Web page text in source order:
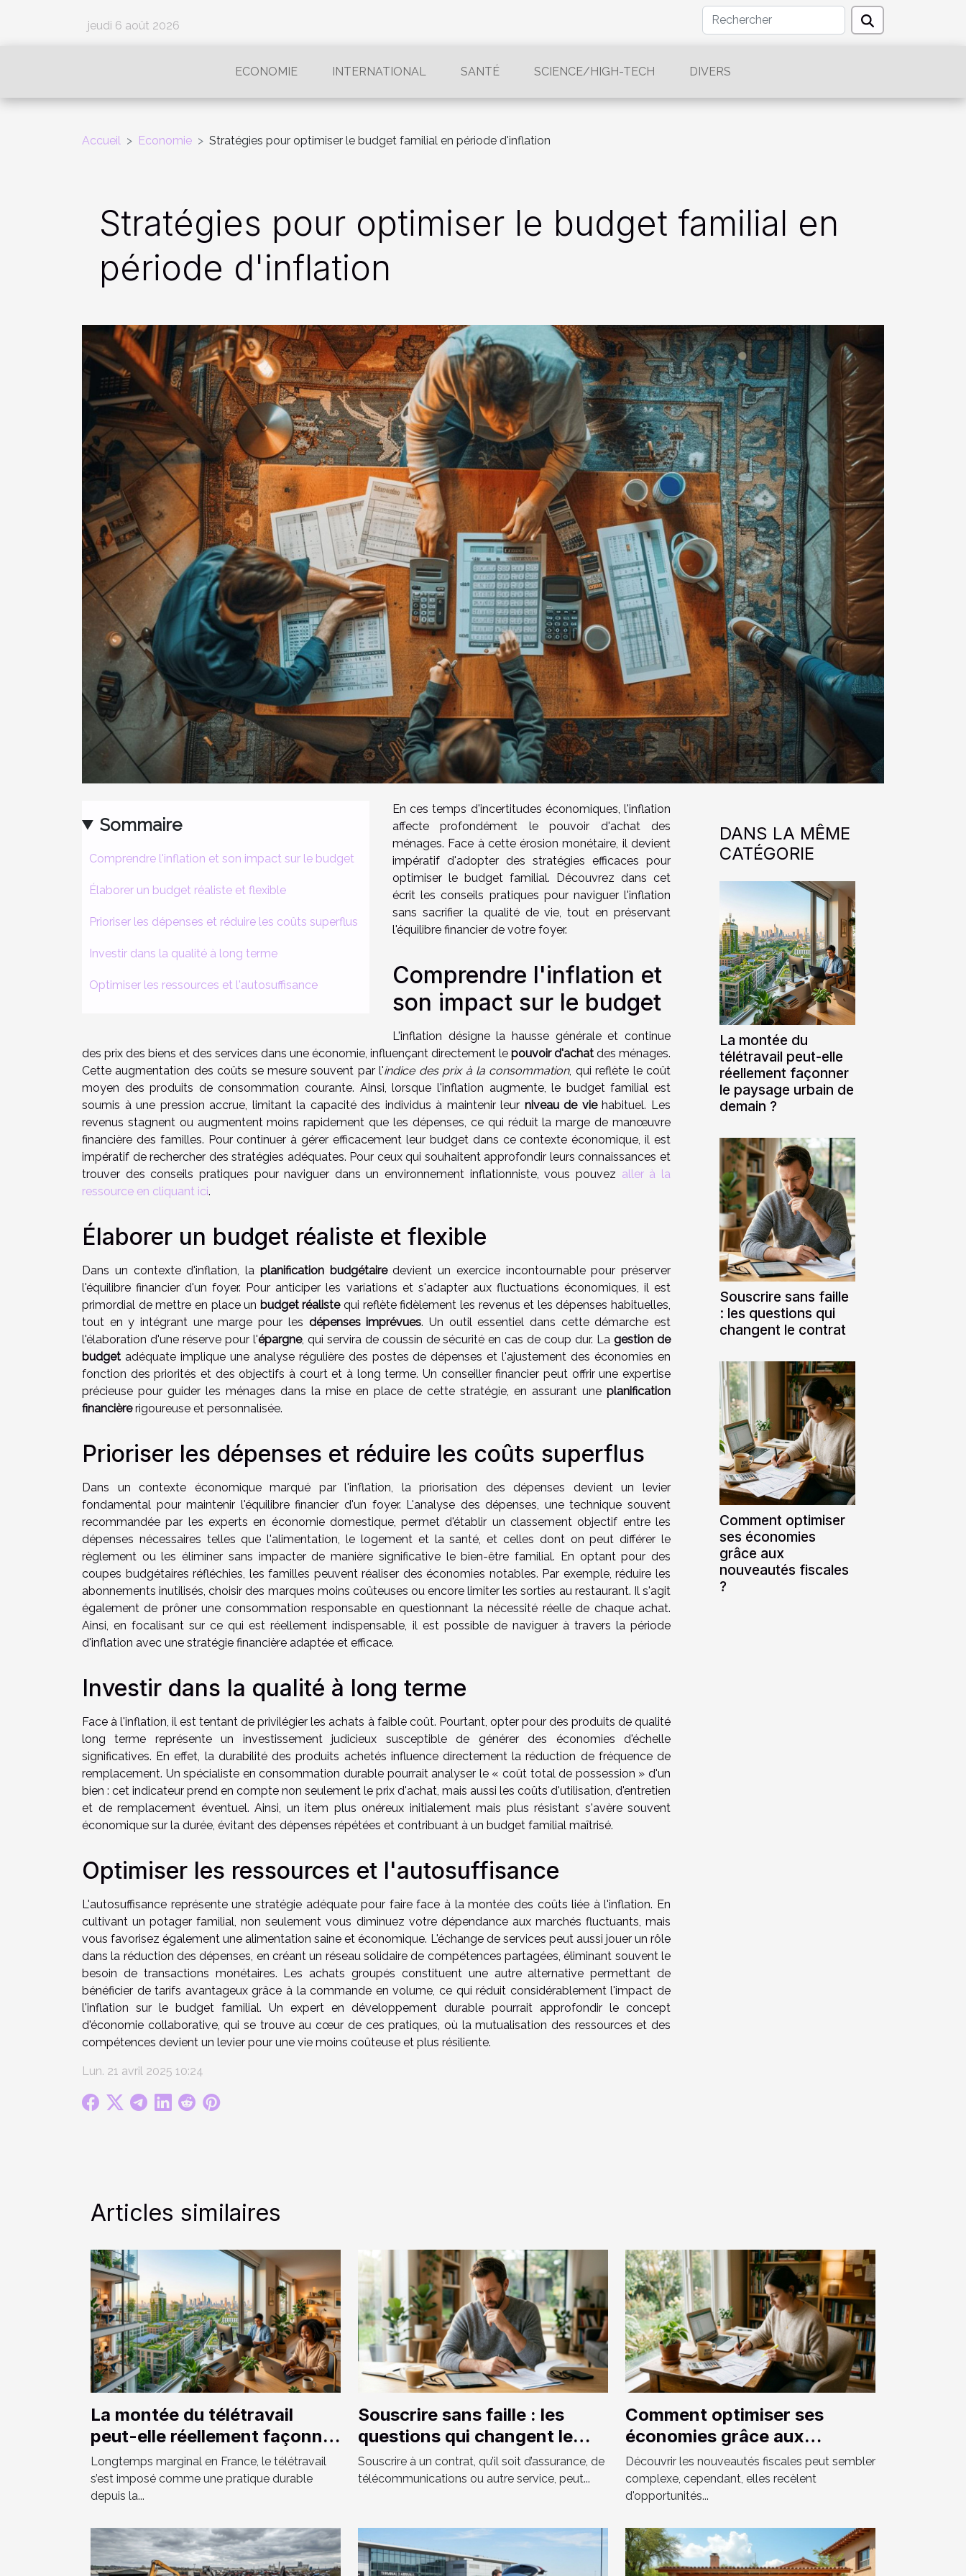
jeudi 6 août 2026
ECONOMIE INTERNATIONAL SANTÉ SCIENCE/HIGH-TECH DIVERS
Accueil Economie Stratégies pour optimiser le budget familial en période d'inflation
Stratégies pour optimiser le budget familial en
période d'inflation
Sommaire
Comprendre l'inflation et son impact sur le budget
Élaborer un budget réaliste et flexible
Prioriser les dépenses et réduire les coûts superflus
Investir dans la qualité à long terme
Optimiser les ressources et l'autosuffisance
En ces temps d'incertitudes économiques, l'inflation
affecte profondément le pouvoir d'achat des
ménages. Face à cette érosion monétaire, il devient
impératif d'adopter des stratégies efficaces pour
optimiser le budget familial. Découvrez dans cet
écrit les conseils pratiques pour naviguer l'inflation
sans sacrifier la qualité de vie, tout en préservant
l'équilibre financier de votre foyer.
Comprendre l'inflation et
son impact sur le budget
L'inflation désigne la hausse générale et continue
des prix des biens et des services dans une économie, influençant directement le pouvoir d'achat des ménages.
Cette augmentation des coûts se mesure souvent par l'indice des prix à la consommation, qui reflète le coût
moyen des produits de consommation courante. Ainsi, lorsque l'inflation augmente, le budget familial est
soumis à une pression accrue, limitant la capacité des individus à maintenir leur niveau de viehabituel. Les
revenus stagnent ou augmentent moins rapidement que les dépenses, ce qui réduit la marge de manœuvre
financière des familles. Pour continuer à gérer efficacement leur budget dans ce contexte économique, il est
impératif de rechercher des stratégies adéquates. Pour ceux qui souhaitent approfondir leurs connaissances et
trouver des conseils pratiques pour naviguer dans un environnement inflationniste, vous pouvez aller à la
ressource en cliquant ici.
Élaborer un budget réaliste et flexible
Dans un contexte d'inflation, la planification budgétairedevient un exercice incontournable pour préserver
l'équilibre financier d'un foyer. Pour anticiper les variations et s'adapter aux fluctuations économiques, il est
primordial de mettre en place un budget réalistequi reflète fidèlement les revenus et les dépenses habituelles,
tout en y intégrant une marge pour les dépenses imprévues. Un outil essentiel dans cette démarche est
l'élaboration d'une réserve pour l'épargne, qui servira de coussin de sécurité en cas de coup dur. Lagestion de
budget adéquate implique une analyse régulière des postes de dépenses et l'ajustement des économies en
fonction des priorités et des objectifs à court et à long terme. Un conseiller financier peut offrir une expertise
précieuse pour guider les ménages dans la mise en place de cette stratégie, en assurant une planification
financièrerigoureuse et personnalisée.
Prioriser les dépenses et réduire les coûts superflus
Dans un contexte économique marqué par l'inflation, la priorisation des dépenses devient un levier
fondamental pour maintenir l'équilibre financier d'un foyer. L'analyse des dépenses, une technique souvent
recommandée par les experts en économie domestique, permet d'établir un classement objectif entre les
dépenses nécessaires telles que l'alimentation, le logement et la santé, et celles dont on peut différer le
règlement ou les éliminer sans impacter de manière significative le bien-être familial. En optant pour des
coupes budgétaires réfléchies, les familles peuvent réaliser des économies notables. Par exemple, réduire les
abonnements inutilisés, choisir des marques moins coûteuses ou encore limiter les sorties au restaurant. Il s'agit
également de prôner une consommation responsable en questionnant la nécessité réelle de chaque achat.
Ainsi, en focalisant sur ce qui est réellement indispensable, il est possible de naviguer à travers la période
d'inflation avec une stratégie financière adaptée et efficace.
Investir dans la qualité à long terme
Face à l'inflation, il est tentant de privilégier les achats à faible coût. Pourtant, opter pour des produits de qualité
long terme représente un investissement judicieux susceptible de générer des économies d'échelle
significatives. En effet, la durabilité des produits achetés influence directement la réduction de fréquence de
remplacement. Un spécialiste en consommation durable pourrait analyser le « coût total de possession » d'un
bien : cet indicateur prend en compte non seulement le prix d'achat, mais aussi les coûts d'utilisation, d'entretien
et de remplacement éventuel. Ainsi, un item plus onéreux initialement mais plus résistant s'avère souvent
économique sur la durée, évitant des dépenses répétées et contribuant à un budget familial maîtrisé.
Optimiser les ressources et l'autosuffisance
L'autosuffisance représente une stratégie adéquate pour faire face à la montée des coûts liée à l'inflation. En
cultivant un potager familial, non seulement vous diminuez votre dépendance aux marchés fluctuants, mais
vous favorisez également une alimentation saine et économique. L'échange de services peut aussi jouer un rôle
dans la réduction des dépenses, en créant un réseau solidaire de compétences partagées, éliminant souvent le
besoin de transactions monétaires. Les achats groupés constituent une autre alternative permettant de
bénéficier de tarifs avantageux grâce à la commande en volume, ce qui réduit considérablement l'impact de
l'inflation sur le budget familial. Un expert en développement durable pourrait approfondir le concept
d'économie collaborative, qui se trouve au cœur de ces pratiques, où la mutualisation des ressources et des
compétences devient un levier pour une vie moins coûteuse et plus résiliente.
Lun. 21 avril 2025 10:24
DANS LA MÊME
CATÉGORIE
La montée du
télétravail peut-elle
réellement façonner
le paysage urbain de
demain ?
Souscrire sans faille
: les questions qui
changent le contrat
Comment optimiser
ses économies
grâce aux
nouveautés fiscales
?
Articles similaires
La montée du télétravail
peut-elle réellement façonner
le paysage urbain de demain
?
Longtemps marginal en France, le télétravail
s’est imposé comme une pratique durable
depuis la...
Souscrire sans faille : les
questions qui changent le
contrat
Souscrire à un contrat, qu’il soit d’assurance, de
télécommunications ou autre service, peut...
Comment optimiser ses
économies grâce aux
nouveautés fiscales ?
Découvrir les nouveautés fiscales peut sembler
complexe, cependant, elles recèlent
d'opportunités...